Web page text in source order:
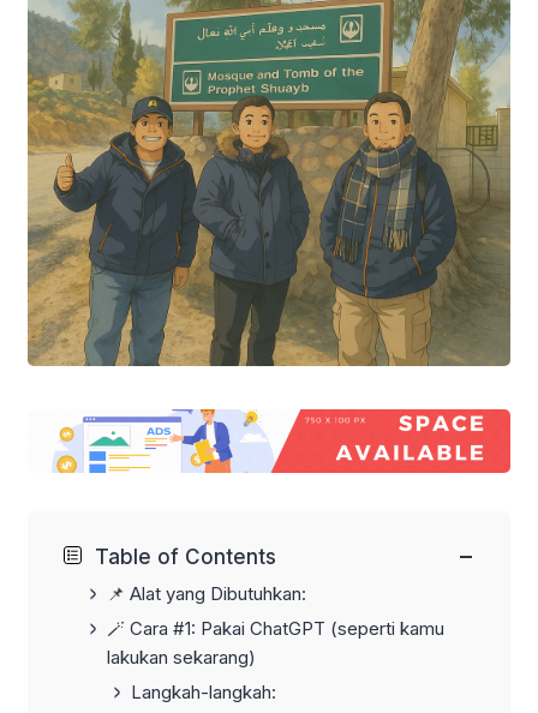
Table of Contents −
📌 Alat yang Dibutuhkan:
🪄 Cara #1: Pakai ChatGPT (seperti kamu
lakukan sekarang)
Langkah-langkah: